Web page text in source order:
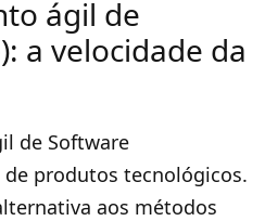
ágil de
a velocidade da
de Software
produtos tecnológicos.
aos métodos